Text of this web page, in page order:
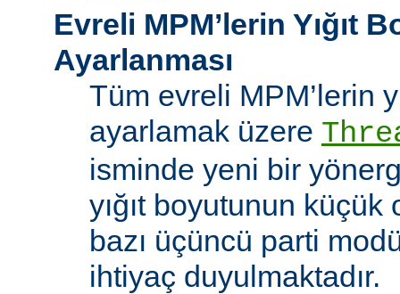
Evreli MPM’lerin Yığıt
Ayarlanması
Tüm evreli MPM’lerin
ayarlamak üzere
isminde yeni bir
yığıt boyutunun
bazı üçüncü parti
ihtiyaç duyulmaktadır.